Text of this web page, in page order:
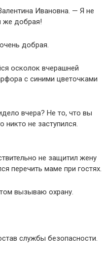
Ивановна. — Я не
же добрая!
добрая.
осколок вчерашней
с синими цветочками
вчера? Не то, что вы
никто не заступился.
не защитил жену
перечить маме при гостях.
вызываю охрану.
службы безопасности.